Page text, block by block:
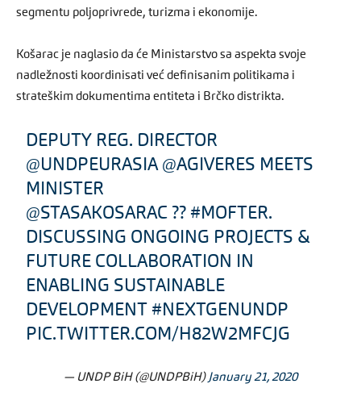
segmentu poljoprivrede, turizma i ekonomije.
Košarac je naglasio da će Ministarstvo sa aspekta svoje
nadležnosti koordinisati već definisanim politikama i
strateškim dokumentima entiteta i Brčko distrikta.
DEPUTY REG. DIRECTOR
@UNDPEURASIA @AGIVERES MEETS
MINISTER
@STASAKOSARAC ?? #MOFTER.
DISCUSSING ONGOING PROJECTS &
FUTURE COLLABORATION IN
ENABLING SUSTAINABLE
DEVELOPMENT #NEXTGENUNDP
PIC.TWITTER.COM/H82W2MFCJG
— UNDP BiH (@UNDPBiH)January 21, 2020